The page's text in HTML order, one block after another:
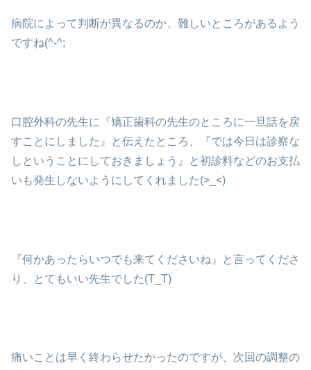
病院によって判断が異なるのか、難しいところがあるよう
ですね(^-^;
口腔外科の先生に『矯正歯科の先生のところに一旦話を戻
すことにしました』と伝えたところ、『では今日は診察な
しということにしておきましょう』と初診料などのお支払
いも発生しないようにしてくれました(>_<)
『何かあったらいつでも来てくださいね』と言ってくださ
り、とてもいい先生でした(T_T)
痛いことは早く終わらせたかったのですが、次回の調整の